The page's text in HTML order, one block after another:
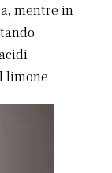
mentre in
limone.